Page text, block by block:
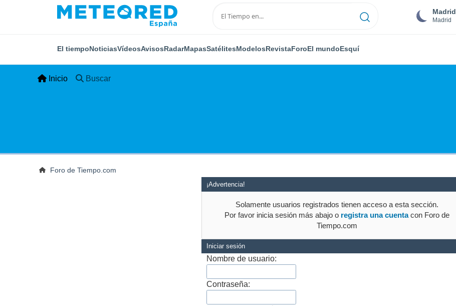
Madrid
Madrid
El tiempoNoticiasVídeosAvisosRadarMapasSatélitesModelosRevistaForoEl mundoEsquí
Inicio Buscar
Foro de Tiempo.com
¡Advertencia!
Solamente usuarios registrados tienen acceso a esta sección.
Por favor inicia sesión más abajo o registra una cuentacon Foro de
Tiempo.com
Iniciar sesión
Nombre de usuario:
Contraseña: